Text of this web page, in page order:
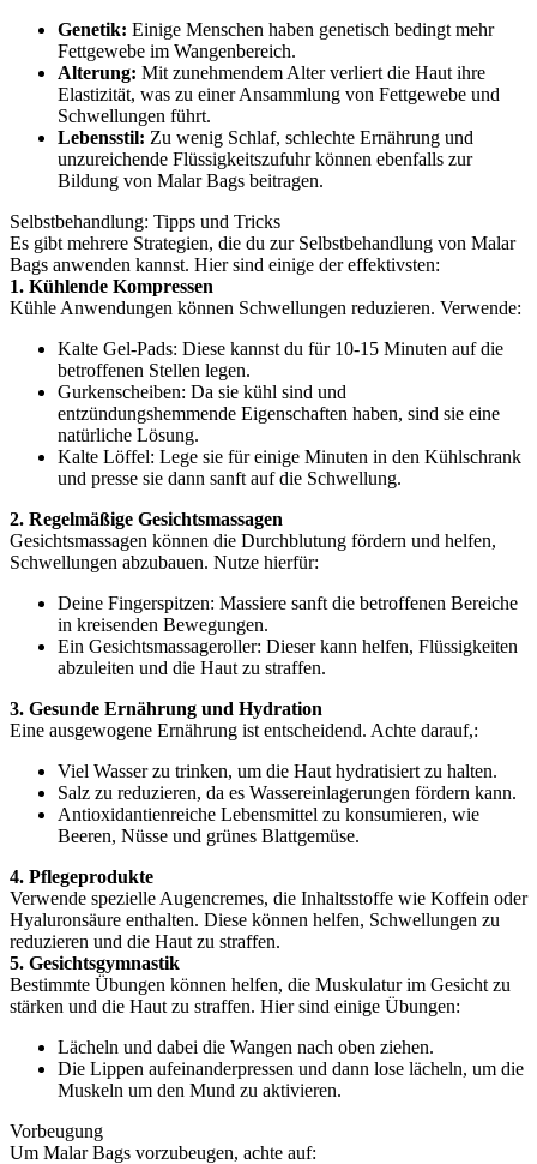
Genetik: Einige Menschen haben genetisch bedingt mehr
Fettgewebe im Wangenbereich.
Alterung: Mit zunehmendem Alter verliert die Haut ihre
Elastizität, was zu einer Ansammlung von Fettgewebe und
Schwellungen führt.
Lebensstil: Zu wenig Schlaf, schlechte Ernährung und
unzureichende Flüssigkeitszufuhr können ebenfalls zur
Bildung von Malar Bags beitragen.
Selbstbehandlung: Tipps und Tricks
Es gibt mehrere Strategien, die du zur Selbstbehandlung von Malar
Bags anwenden kannst. Hier sind einige der effektivsten:
1. Kühlende Kompressen
Kühle Anwendungen können Schwellungen reduzieren. Verwende:
Kalte Gel-Pads: Diese kannst du für 10-15 Minuten auf die
betroffenen Stellen legen.
Gurkenscheiben: Da sie kühl sind und
entzündungshemmende Eigenschaften haben, sind sie eine
natürliche Lösung.
Kalte Löffel: Lege sie für einige Minuten in den Kühlschrank
und presse sie dann sanft auf die Schwellung.
2. Regelmäßige Gesichtsmassagen
Gesichtsmassagen können die Durchblutung fördern und helfen,
Schwellungen abzubauen. Nutze hierfür:
Deine Fingerspitzen: Massiere sanft die betroffenen Bereiche
in kreisenden Bewegungen.
Ein Gesichtsmassageroller: Dieser kann helfen, Flüssigkeiten
abzuleiten und die Haut zu straffen.
3. Gesunde Ernährung und Hydration
Eine ausgewogene Ernährung ist entscheidend. Achte darauf,:
Viel Wasser zu trinken, um die Haut hydratisiert zu halten.
Salz zu reduzieren, da es Wassereinlagerungen fördern kann.
Antioxidantienreiche Lebensmittel zu konsumieren, wie
Beeren, Nüsse und grünes Blattgemüse.
4. Pflegeprodukte
Verwende spezielle Augencremes, die Inhaltsstoffe wie Koffein oder
Hyaluronsäure enthalten. Diese können helfen, Schwellungen zu
reduzieren und die Haut zu straffen.
5. Gesichtsgymnastik
Bestimmte Übungen können helfen, die Muskulatur im Gesicht zu
stärken und die Haut zu straffen. Hier sind einige Übungen:
Lächeln und dabei die Wangen nach oben ziehen.
Die Lippen aufeinanderpressen und dann lose lächeln, um die
Muskeln um den Mund zu aktivieren.
Vorbeugung
Um Malar Bags vorzubeugen, achte auf: